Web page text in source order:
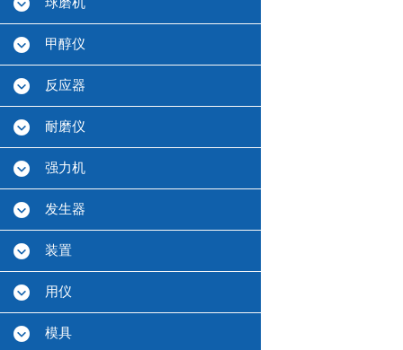
甲醇仪
反应器
耐磨仪
强力机
发生器
装置
用仪
模具